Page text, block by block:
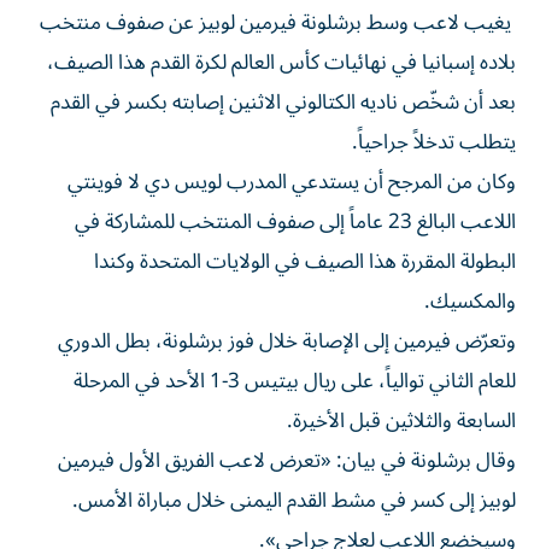
يغيب لاعب وسط برشلونة فيرمين لوبيز عن صفوف منتخب
بلاده إسبانيا في نهائيات كأس العالم لكرة القدم هذا الصيف،
بعد أن شخّص ناديه الكتالوني الاثنين إصابته بكسر في القدم
يتطلب تدخلاً جراحياً.
وكان من المرجح أن يستدعي المدرب لويس دي لا فوينتي
اللاعب البالغ 23 عاماً إلى صفوف المنتخب للمشاركة في
البطولة المقررة هذا الصيف في الولايات المتحدة وكندا
والمكسيك.
وتعرّض فيرمين إلى الإصابة خلال فوز برشلونة، بطل الدوري
للعام الثاني توالياً، على ريال بيتيس 3-1 الأحد في المرحلة
السابعة والثلاثين قبل الأخيرة.
وقال برشلونة في بيان: «تعرض لاعب الفريق الأول فيرمين
لوبيز إلى كسر في مشط القدم اليمنى خلال مباراة الأمس.